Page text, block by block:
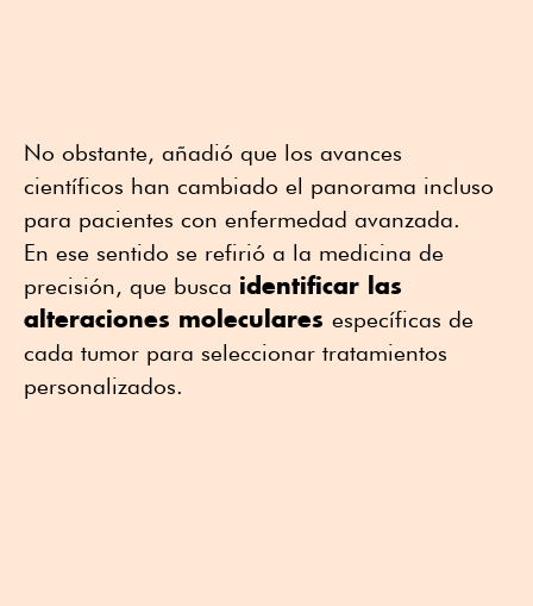
No obstante, añadió que los avances
científicos han cambiado el panorama incluso
para pacientes con enfermedad avanzada.
En ese sentido se refirió a la medicina de
precisión, que busca identificar las
alteraciones moleculares específicas de
cada tumor para seleccionar tratamientos
personalizados.